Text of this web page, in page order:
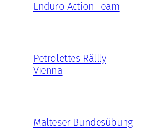
Enduro Action Team
Petrolettes Rällly
Vienna
Malteser Bundesübung